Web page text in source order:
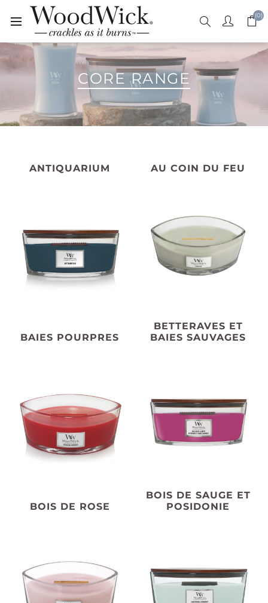
(0)
CORE RANGE
ANTIQUARIUM AU COIN DU FEU
BAIES POURPRES
BETTERAVES ET
BAIES SAUVAGES
BOIS DE ROSE
BOIS DE SAUGE ET
POSIDONIE